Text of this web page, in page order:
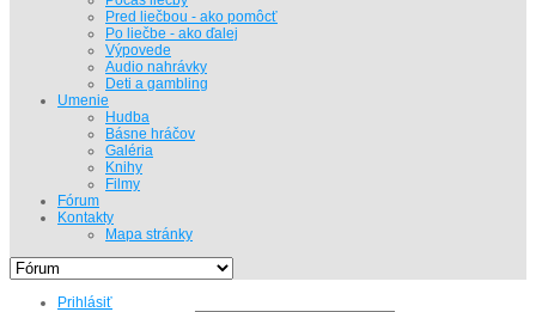
Pred liečbou - ako pomôcť
Po liečbe - ako ďalej
Výpovede
Audio nahrávky
Deti a gambling
Umenie
Hudba
Básne hráčov
Galéria
Knihy
Filmy
Fórum
Kontakty
Mapa stránky
Prihlásiť